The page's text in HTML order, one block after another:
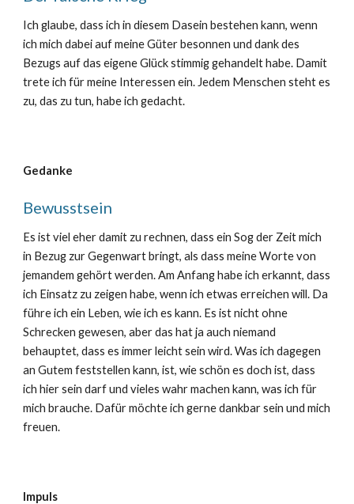
Ich glaube, dass ich in diesem Dasein bestehen kann, wenn
ich mich dabei auf meine Güter besonnen und dank des
Bezugs auf das eigene Glück stimmig gehandelt habe. Damit
trete ich für meine Interessen ein. Jedem Menschen steht es
zu, das zu tun, habe ich gedacht.
Gedanke
Bewusstsein
Es ist viel eher damit zu rechnen, dass ein Sog der Zeit mich
in Bezug zur Gegenwart bringt, als dass meine Worte von
jemandem gehört werden. Am Anfang habe ich erkannt, dass
ich Einsatz zu zeigen habe, wenn ich etwas erreichen will. Da
führe ich ein Leben, wie ich es kann. Es ist nicht ohne
Schrecken gewesen, aber das hat ja auch niemand
behauptet, dass es immer leicht sein wird. Was ich dagegen
an Gutem feststellen kann, ist, wie schön es doch ist, dass
ich hier sein darf und vieles wahr machen kann, was ich für
mich brauche. Dafür möchte ich gerne dankbar sein und mich
freuen.
Impuls